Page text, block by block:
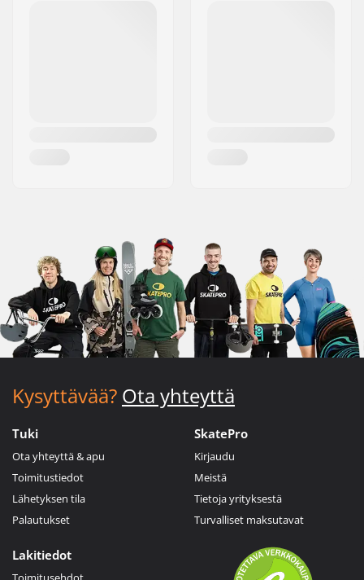
Kysyttävää? Ota yhteyttä
Tuki
Ota yhteyttä & apu
Toimitustiedot
Lähetyksen tila
Palautukset
SkatePro
Kirjaudu
Meistä
Tietoja yrityksestä
Turvalliset maksutavat
Lakitiedot